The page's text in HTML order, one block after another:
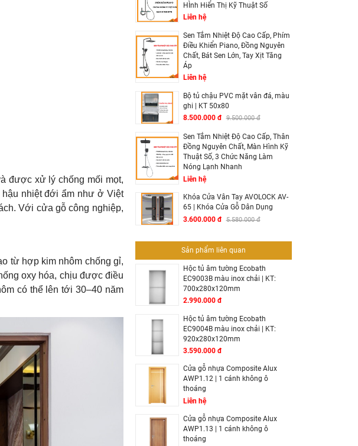
được xử lý chống mối mọt,
hậu nhiệt đới ẩm như ở Việt
Với cửa gỗ công nghiệp,
từ hợp kim nhôm chống gỉ,
oxy hóa, chịu được điều
có thể lên tới 30–40 năm
HÌnh Hiển Thị Kỹ Thuật Số
Liên hệ
Sen Tắm Nhiệt Độ Cao Cấp, Phím
Điều Khiển Piano, Đồng Nguyên
Chất, Bát Sen Lớn, Tay Xịt Tăng
Áp
Liên hệ
Bộ tủ chậu PVC mặt vân đá, màu
ghi | KT 50x80
8.500.000 đ 9.500.000 đ
Sen Tắm Nhiệt Độ Cao Cấp, Thân
Đồng Nguyên Chất, Màn Hình Kỹ
Thuật Số, 3 Chức Năng Làm
Nóng Lạnh Nhanh
Liên hệ
Khóa Cửa Vân Tay AVOLOCK AV-
65 | Khóa Cửa Gỗ Dân Dụng
3.600.000 đ 5.580.000 đ
Sản phẩm liên quan
Hộc tủ âm tường Ecobath
EC9003B màu inox chải | KT:
700x280x120mm
2.990.000 đ
Hộc tủ âm tường Ecobath
EC9004B màu inox chải | KT:
920x280x120mm
3.590.000 đ
Cửa gỗ nhựa Composite Alux
AWP1.12 | 1 cánh không ô
thoáng
Liên hệ
Cửa gỗ nhựa Composite Alux
AWP1.13 | 1 cánh không ô
thoáng